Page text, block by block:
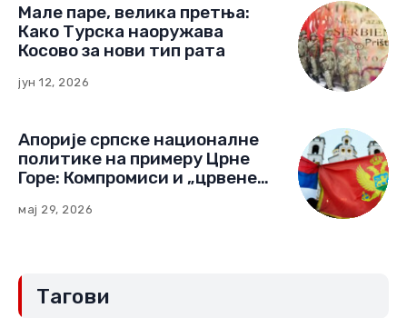
Мале паре, велика претња:
Како Турска наоружава
Косово за нови тип рата
јун 12, 2026
Апорије српске националне
политике на примеру Црне
Горе: Компромиси и „црвене
мај 29, 2026
Тагови